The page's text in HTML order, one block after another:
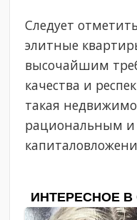
Следует
элитные
высочайшим
качества и
такая
рациональным